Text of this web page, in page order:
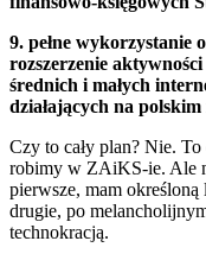
9. pełne wykorzystanie
rozszerzenie
średnich i małych
działających na
Czy to cały plan? Nie.
robimy w ZAiKS-ie. Ale
pierwsze, mam
drugie, po
technokracją.